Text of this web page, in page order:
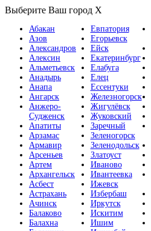
Выберите Ваш город X
Абакан
Азов
Александров
Алексин
Альметьевск
Анадырь
Анапа
Ангарск
Анжеро-
Судженск
Апатиты
Арзамас
Армавир
Арсеньев
Артем
Архангельск
Асбест
Астрахань
Ачинск
Балаково
Балахна
Евпатория
Егорьевск
Ейск
Екатеринбург
Елабуга
Елец
Ессентуки
Железногорск
Жигулёвск
Жуковский
Заречный
Зеленогорск
Зеленодольск
Златоуст
Иваново
Ивантеевка
Ижевск
Избербаш
Иркутск
Искитим
Ишим